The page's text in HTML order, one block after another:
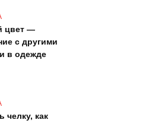
цвет —
с другими
в одежде
челку, как